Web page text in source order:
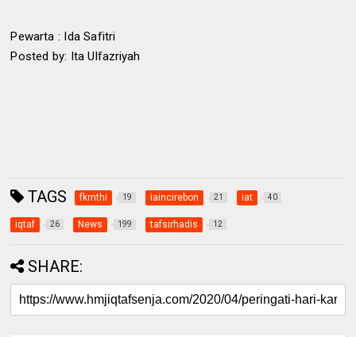
Pewarta : Ida Safitri
Posted by: Ita Ulfazriyah
TAGS fkmthi 19 iaincirebon 21 iat 40
iqtaf 26 News 199 tafsirhadis 12
SHARE: